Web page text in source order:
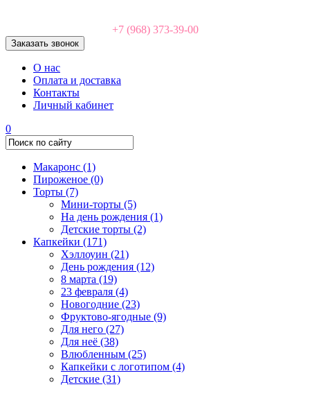
+7 (968) 373-39-00
Заказать звонок
О нас
Оплата и доставка
Контакты
Личный кабинет
0
Макаронс (1)
Пироженое (0)
Торты (7)
Мини-торты (5)
На день рождения (1)
Детские торты (2)
Капкейки (171)
Хэллоуин (21)
День рождения (12)
8 марта (19)
23 февраля (4)
Новогодние (23)
Фруктово-ягодные (9)
Для него (27)
Для неё (38)
Влюбленным (25)
Капкейки с логотипом (4)
Детские (31)